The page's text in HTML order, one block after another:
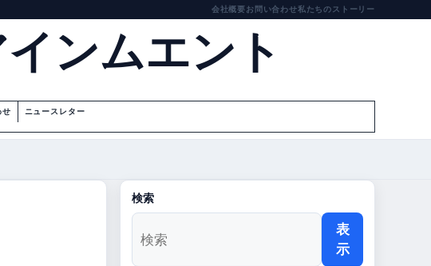
会社概要お問い合わせ私たちのストーリー
ンムエント
せ ニュースレター
検索
表
示